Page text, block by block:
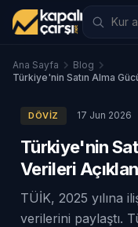
Ana Sayfa
Blog
Türkiye'nin Satın Alma
DÖVIZ 17 Jun 2026
Türkiye'nin
Verileri
TÜİK, 2025 yılına
verilerini paylaştı.